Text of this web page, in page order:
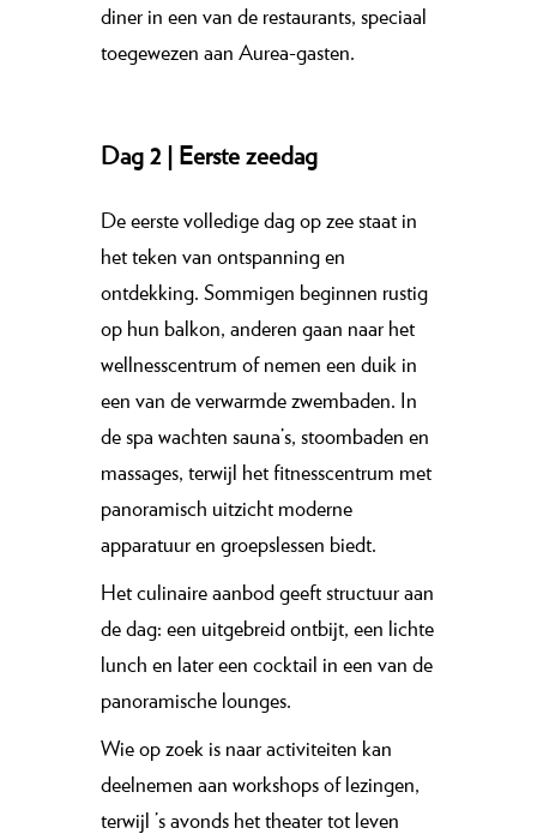
diner in een van de restaurants, speciaal
toegewezen aan Aurea-gasten.
Dag 2 | Eerste zeedag
De eerste volledige dag op zee staat in
het teken van ontspanning en
ontdekking. Sommigen beginnen rustig
op hun balkon, anderen gaan naar het
wellnesscentrum of nemen een duik in
een van de verwarmde zwembaden. In
de spa wachten sauna’s, stoombaden en
massages, terwijl het fitnesscentrum met
panoramisch uitzicht moderne
apparatuur en groepslessen biedt.
Het culinaire aanbod geeft structuur aan
de dag: een uitgebreid ontbijt, een lichte
lunch en later een cocktail in een van de
panoramische lounges.
Wie op zoek is naar activiteiten kan
deelnemen aan workshops of lezingen,
terwijl ’s avonds het theater tot leven